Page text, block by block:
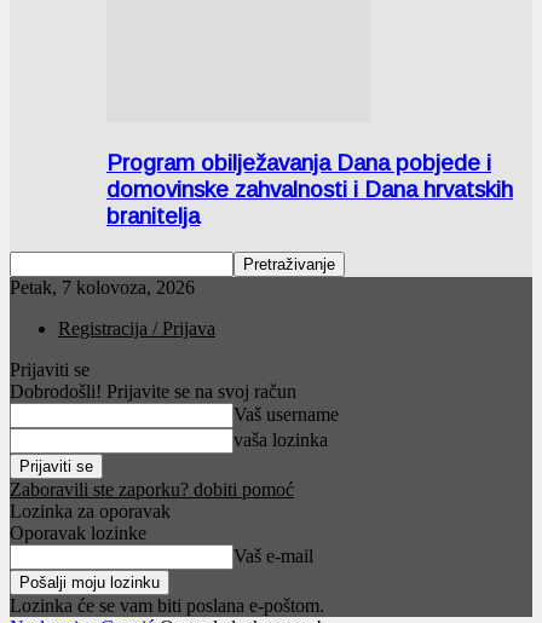
Program obilježavanja Dana pobjede i
domovinske zahvalnosti i Dana hrvatskih
branitelja
Petak, 7 kolovoza, 2026
Registracija / Prijava
Prijaviti se
Dobrodošli! Prijavite se na svoj račun
Vaš username
vaša lozinka
Zaboravili ste zaporku? dobiti pomoć
Lozinka za oporavak
Oporavak lozinke
Vaš e-mail
Lozinka će se vam biti poslana e-poštom.